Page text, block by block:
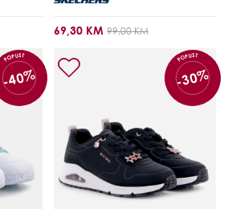
69,30 KM 99,00 KM
POPUST
-40%
POPUST
-30%